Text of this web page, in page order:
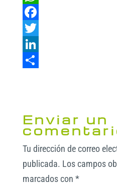
W
h
a
p
F
a
c
o
T
w
e
L
e
n
p
t
Enviar un
Tu dirección de correo
publicada. Los campos
marcados con *